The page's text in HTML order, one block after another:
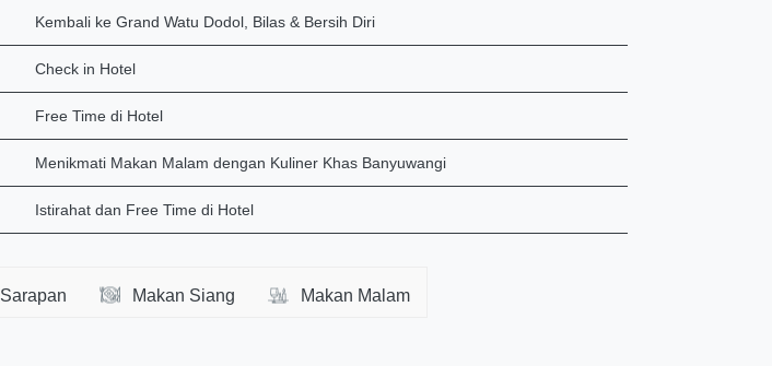
Kembali ke Grand Watu Dodol, Bilas & Bersih Diri
Check in Hotel
Free Time di Hotel
Menikmati Makan Malam dengan Kuliner Khas Banyuwangi
Istirahat dan Free Time di Hotel
Sarapan Makan Siang Makan Malam